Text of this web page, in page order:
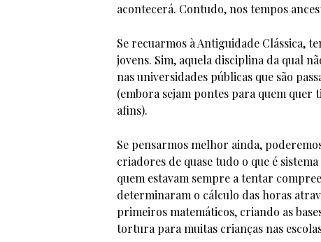
acontecerá. Contudo, nos tempos
Se recuarmos à Antiguidade Clássica,
jovens. Sim, aquela disciplina da qual
nas universidades públicas que são
(embora sejam pontes para quem
afins).
Se pensarmos melhor ainda,
criadores de quase tudo o que é
quem estavam sempre a tentar
determinaram o cálculo das horas
primeiros matemáticos, criando as
tortura para muitas crianças nas